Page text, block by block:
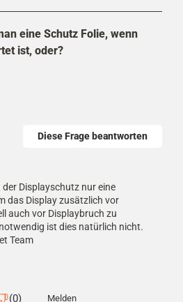
eine Schutz Folie, wenn
ist, oder?
Diese Frage beantworten
Displayschutz nur eine
das Display zusätzlich vor
auch vor Displaybruch zu
ist dies natürlich nicht.
Team
(0) Melden